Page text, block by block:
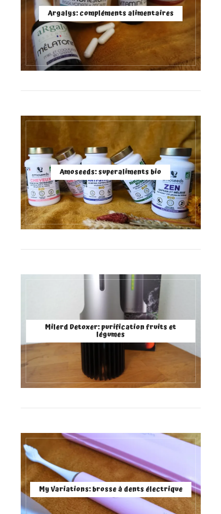
Argalys: compléments alimentaires
Amoseeds: superaliments bio
Milerd Detoxer: purification fruits et
légumes
My Variations: brosse à dents électrique